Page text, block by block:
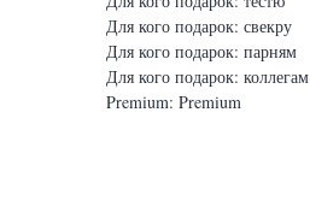
Для кого подарок: свекру
Для кого подарок: парням
Для кого подарок: коллегам
Premium: Premium